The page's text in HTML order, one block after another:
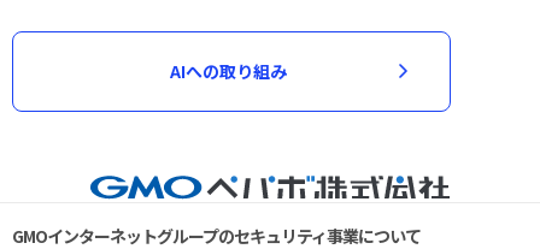
AIへの取り組み
GMOインターネットグループのセキュリティ事業について